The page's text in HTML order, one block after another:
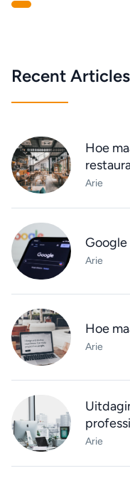
Recent Articles
Hoe
Arie
Google
Arie
Hoe
Arie
Arie